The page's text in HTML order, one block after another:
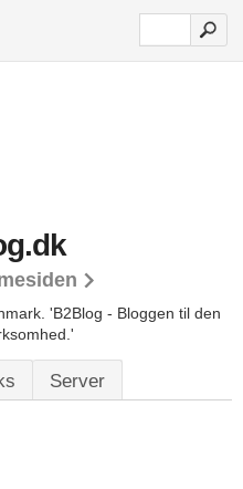
'B2Blog - Bloggen til den
Server